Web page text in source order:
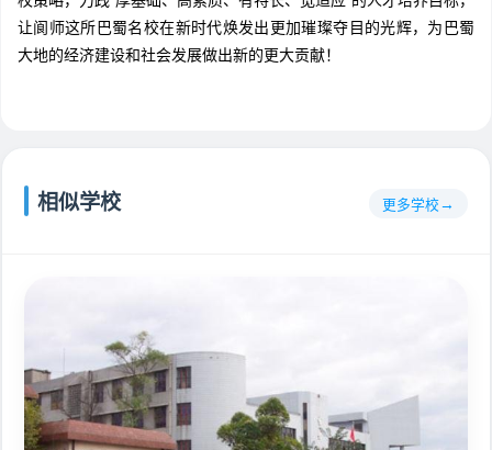
让阆师这所巴蜀名校在新时代焕发出更加璀璨夺目的光辉，为巴蜀
大地的经济建设和社会发展做出新的更大贡献！
相似学校 更多学校